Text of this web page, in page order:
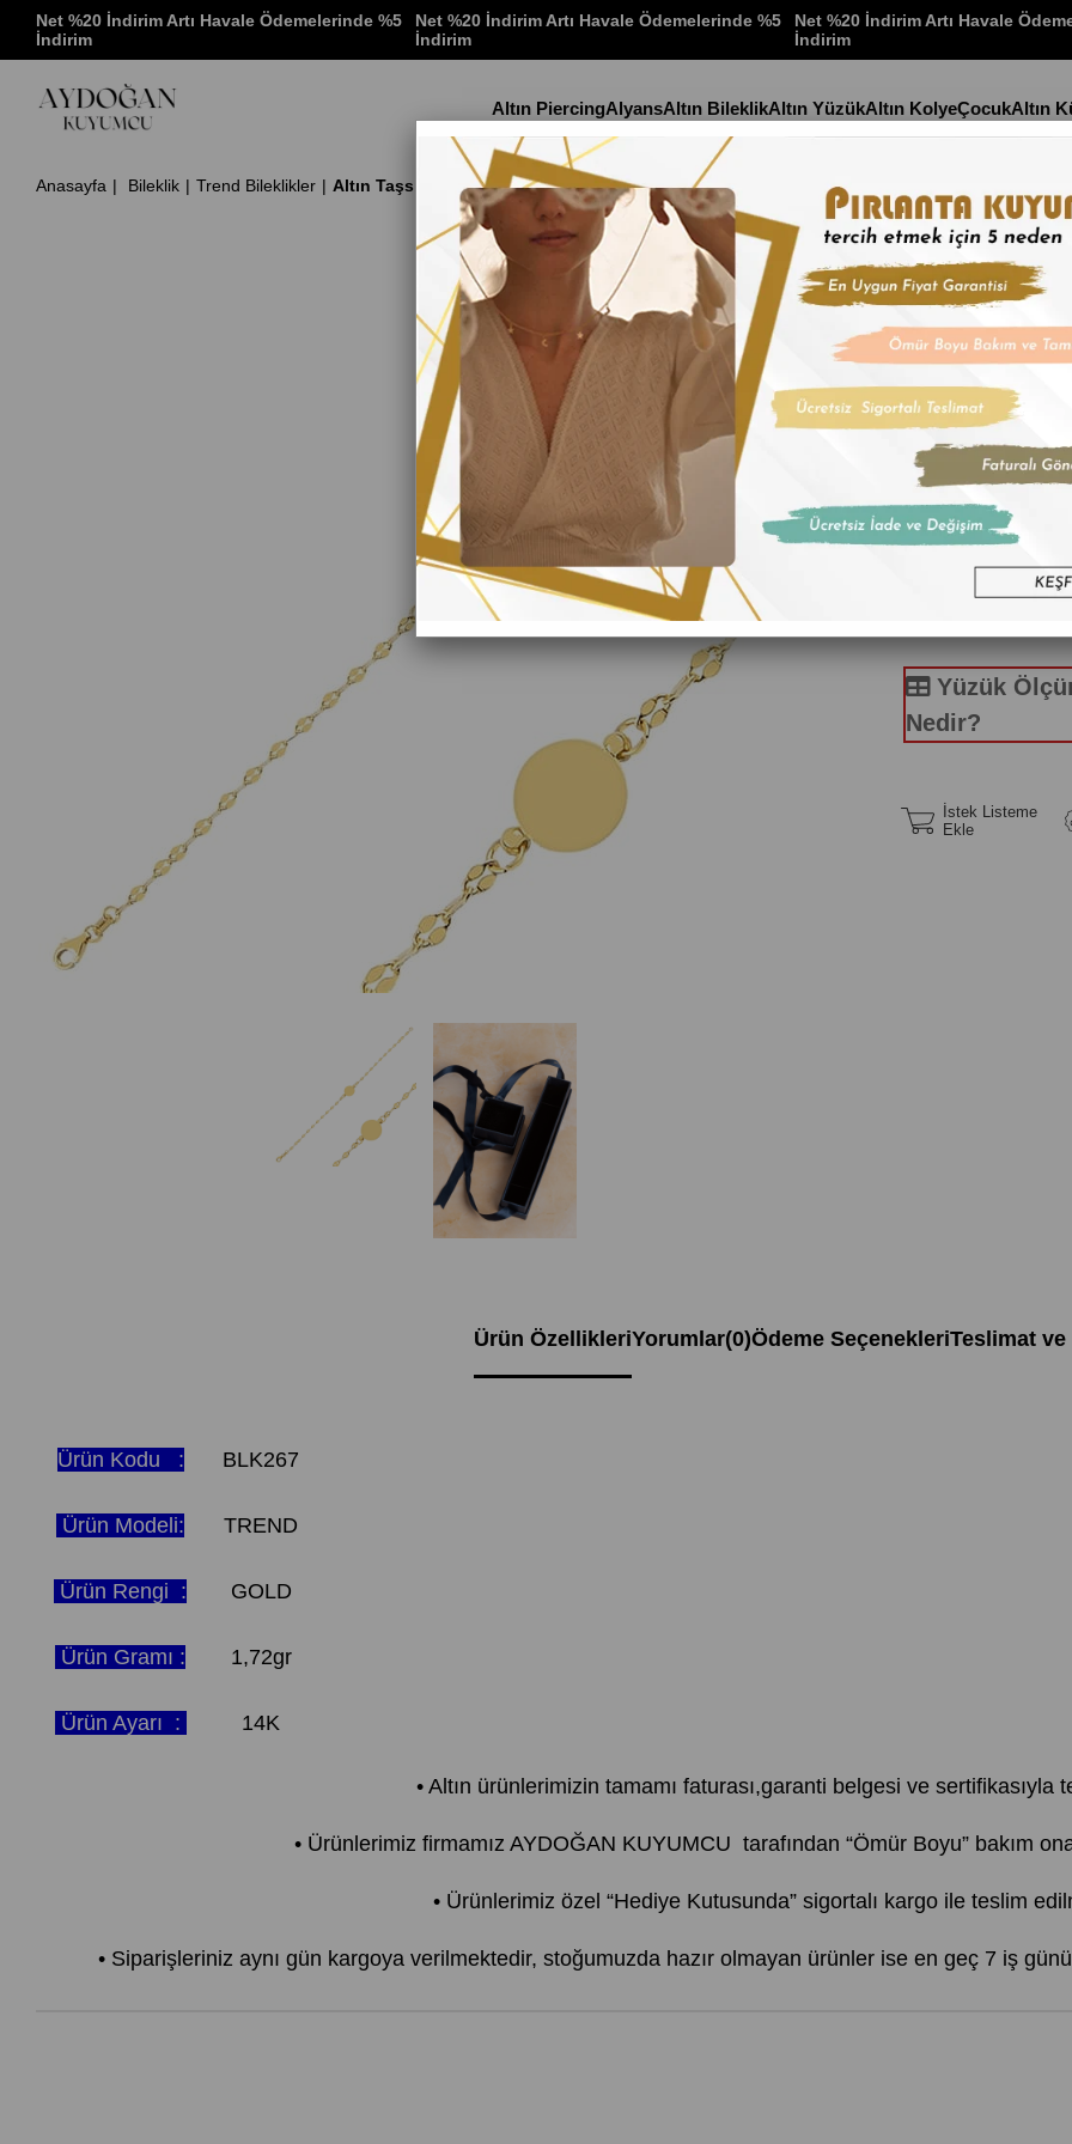
Net %20 İndirim Artı Havale Ödemelerinde %5
İndirim
Net %20 İndirim Artı Havale Ödemelerinde %5
İndirim
Net %20 İndirim Artı Havale
İndirim
Altın PiercingAlyansAltın BileklikAltın YüzükAltın KolyeÇocukAltın
Anasayfa Bileklik Trend Bileklikler Altın Taşsız İsim Yazılabilen Bileklik
Stok Kodu
Altın Taşsız
İndirim Oranı : %18
₺11.403,96
₺3.801,32 'den
Yüzük
Nedir?
İstek Listeme
Ekle
Ürün ÖzellikleriYorumlar(0)Ödeme SeçenekleriTeslimat ve
Ürün Kodu : BLK267
Ürün Modeli: TREND
Ürün Rengi : GOLD
Ürün Gramı : 1,72gr
Ürün Ayarı : 14K
• Altın ürünlerimizin tamamı faturası,garanti belgesi ve sertifikasıyla
• Ürünlerimiz firmamız AYDOĞAN KUYUMCU tarafından “Ömür Boyu” bakım
• Ürünlerimiz özel “Hediye Kutusunda” sigortalı kargo ile teslim
• Siparişleriniz aynı gün kargoya verilmektedir, stoğumuzda hazır olmayan ürünler ise en geç 7 iş